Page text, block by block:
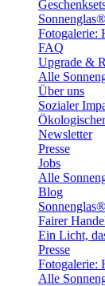
Fotogalerie:
FAQ
Upgrade &
Alle
Über uns
Sozialer
Newsletter
Presse
Jobs
Alle
Blog
Fairer
Ein Licht,
Presse
Fotogalerie:
Alle